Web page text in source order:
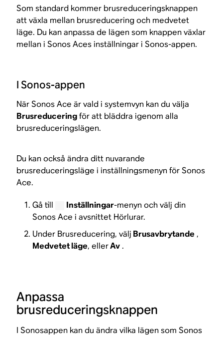
Som standard kommer brusreduceringsknappen
att växla mellan brusreducering och medvetet
läge. Du kan anpassa de lägen som knappen växlar
mellan i Sonos Aces inställningar i Sonos-appen.
I Sonos-appen
När Sonos Ace är vald i systemvyn kan du välja
Brusreduceringför att bläddra igenom alla
brusreduceringslägen.
Du kan också ändra ditt nuvarande
brusreduceringsläge i inställningsmenyn för Sonos
Ace.
Gå till Inställningar-menyn och välj din
Sonos Ace i avsnittet Hörlurar.
Under Brusreducering, välj Brusavbrytande ,
Medvetet läge, ellerAv.
Anpassa
brusreduceringsknappen
I Sonosappen kan du ändra vilka lägen som Sonos